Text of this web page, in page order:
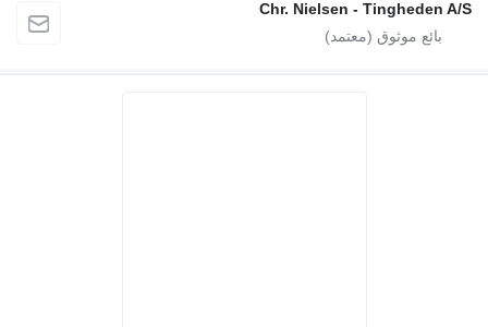
Chr. Nielsen - Tingheden A/S